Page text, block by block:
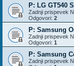
P: LG GT540
Zadnji prispevek
Odgovori: 2
P: Samsung
Zadnji prispevek
Odgovori: 1
P: Samsung
Zadnji prispevek